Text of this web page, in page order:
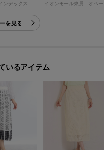
ンデックス
を見る
いるアイテム